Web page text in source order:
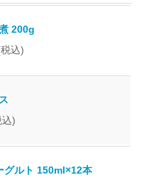
200g
込)
込)
グルト 150ml×12本